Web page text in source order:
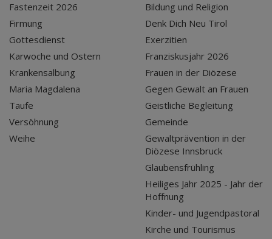
Fastenzeit 2026
Firmung
Gottesdienst
Karwoche und Ostern
Krankensalbung
Maria Magdalena
Taufe
Versöhnung
Weihe
Bildung und Religion
Denk Dich Neu Tirol
Exerzitien
Franziskusjahr 2026
Frauen in der Diözese
Gegen Gewalt an Frauen
Geistliche Begleitung
Gemeinde
Gewaltprävention in der
Diözese Innsbruck
Glaubensfrühling
Heiliges Jahr 2025 - Jahr der
Hoffnung
Kinder- und Jugendpastoral
Kirche und Tourismus